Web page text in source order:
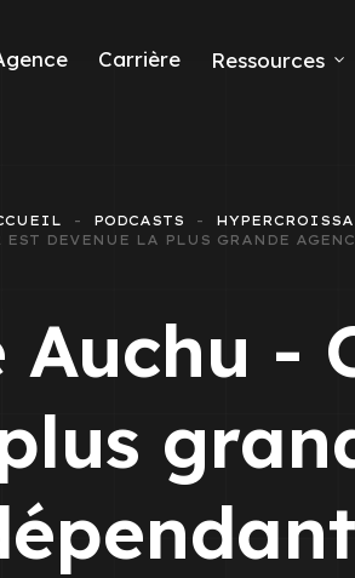
Carrière Ressources
PODCASTS
DEVENUE LA PLUS GRANDE
Auchu -